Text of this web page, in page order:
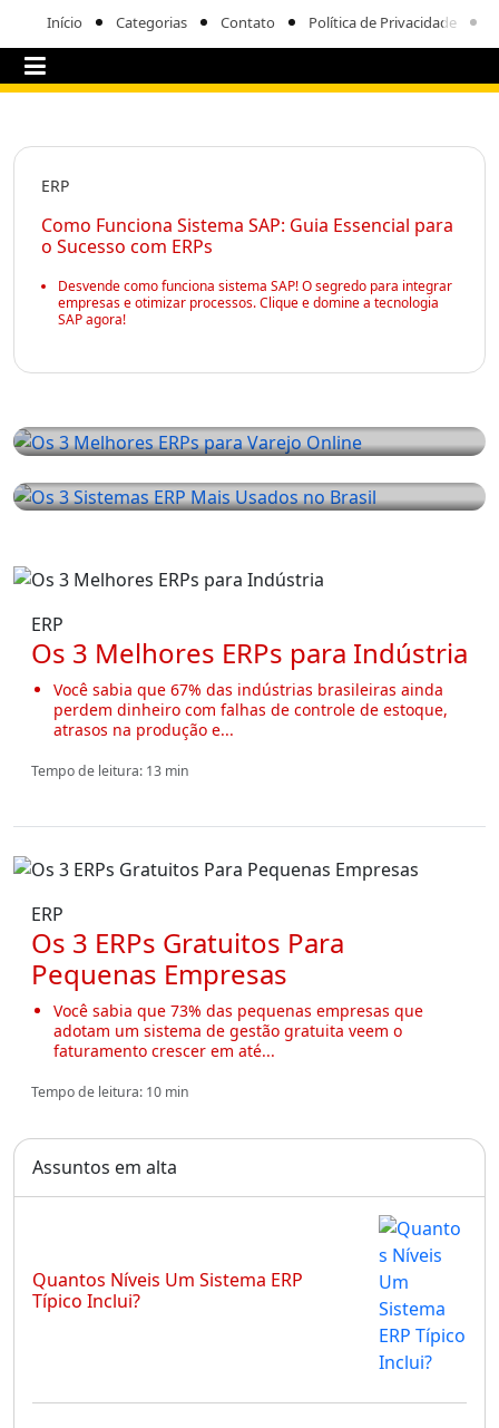
Início Categorias Contato Política de Privacidade
ERP
Como Funciona Sistema SAP: Guia Essencial para
o Sucesso com ERPs
Desvende como funciona sistema SAP! O segredo para integrar
empresas e otimizar processos. Clique e domine a tecnologia
SAP agora!
ERP
Os 3 Melhores ERPs para Varejo Online
ERP
ERP
Os 3 Melhores ERPs para Indústria
Você sabia que 67% das indústrias brasileiras ainda
perdem dinheiro com falhas de controle de estoque,
atrasos na produção e...
Tempo de leitura: 13 min
ERP
Os 3 ERPs Gratuitos Para
Pequenas Empresas
Você sabia que 73% das pequenas empresas que
adotam um sistema de gestão gratuita veem o
faturamento crescer em até...
Tempo de leitura: 10 min
Assuntos em alta
Quantos Níveis Um Sistema ERP
Típico Inclui?